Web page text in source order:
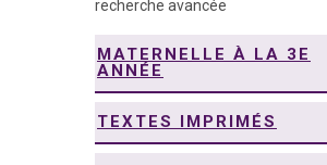
recherche avancée
MATERNELLE À LA 3E
ANNÉE
TEXTES IMPRIMÉS